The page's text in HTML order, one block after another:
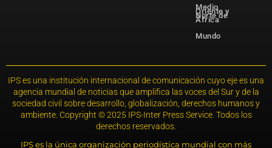
Medio
Oriente y
Norte de
África
Mundo
IPS es una institución internacional de comunicación cuyo eje es una
agencia mundial de noticias que amplifica las voces del Sur y de la
sociedad civil sobre desarrollo, globalización, derechos humanos y
ambiente. Copyright © 2025 IPS-Inter Press Service. Todos los
derechos reservados.
IPS es la única organización periodística mundial con más